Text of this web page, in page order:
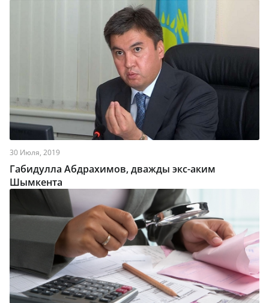
30 Июля, 2019
Габидулла Абдрахимов, дважды экс-аким
Шымкента